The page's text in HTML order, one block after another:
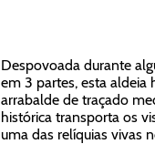
Despovoada durante
em 3 partes, esta aldeia
arrabalde de traçado
histórica transporta os
uma das relíquias vivas